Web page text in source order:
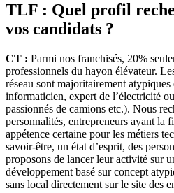
TLF : Quel profil
vos candidats ?
CT : Parmi nos franchisés, 20%
professionnels du hayon élévateur.
réseau sont majoritairement
informaticien, expert de l’électricité
passionnés de camions etc.). Nous
personnalités, entrepreneurs ayant la
appétence certaine pour les métiers
savoir-être, un état d’esprit, des
proposons de lancer leur activité sur
développement basé sur concept
sans local directement sur le site des